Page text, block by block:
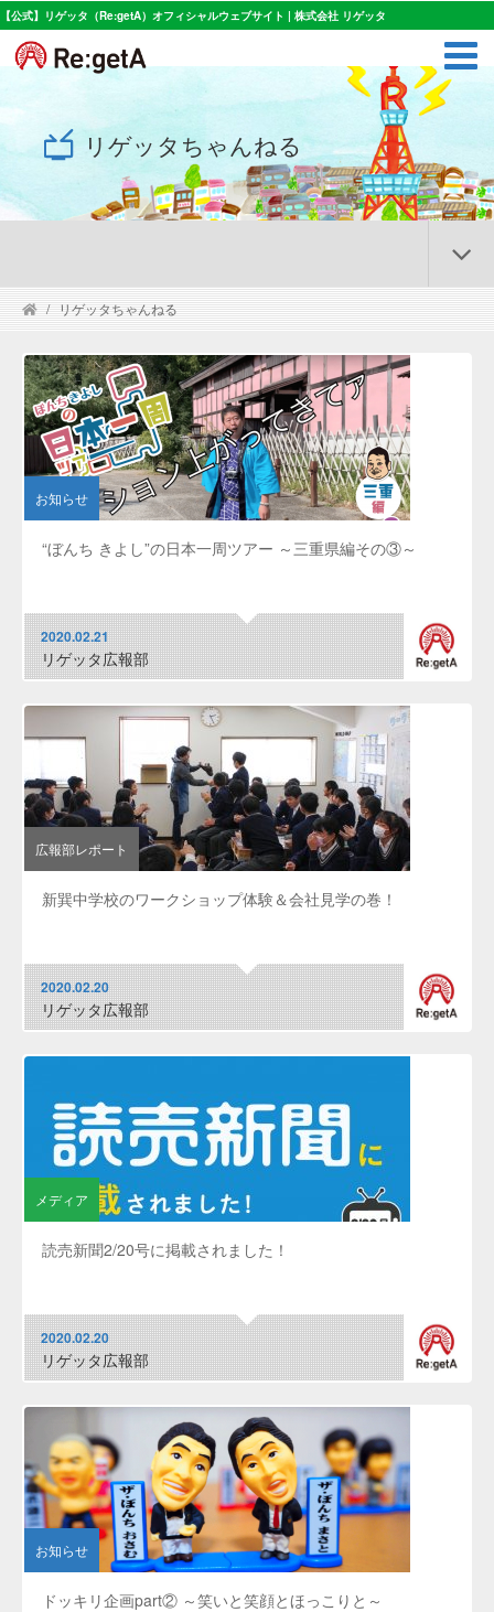
【公式】リゲッタ（Re:getA）オフィシャルウェブサイト | 株式会社 リゲッタ
リゲッタちゃんねる
リゲッタちゃんねる
お知らせ
“ぼんち きよし”の日本一周ツアー ～三重県編その③～
2020.02.21
リゲッタ広報部
広報部レポート
新巽中学校のワークショップ体験＆会社見学の巻！
2020.02.20
リゲッタ広報部
メディア
読売新聞2/20号に掲載されました！
2020.02.20
リゲッタ広報部
お知らせ
ドッキリ企画part② ～笑いと笑顔とほっこりと～